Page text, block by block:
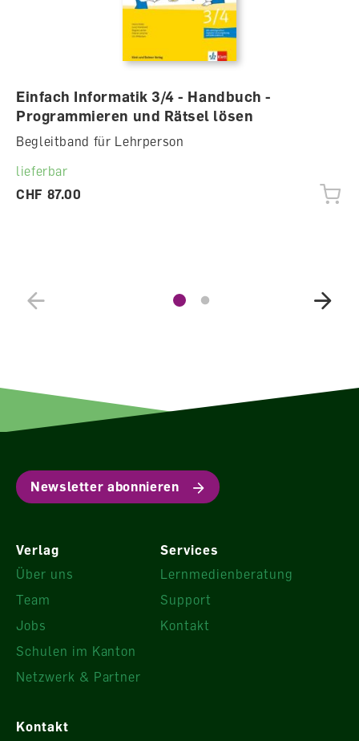
Einfach Informatik 3/4 - Handbuch -
Programmieren und Rätsel lösen
Begleitband für Lehrperson
lieferbar
CHF 87.00
Newsletter abonnieren
Verlag
Über uns
Team
Jobs
Schulen im Kanton
Netzwerk & Partner
Services
Lernmedienberatung
Support
Kontakt
Kontakt